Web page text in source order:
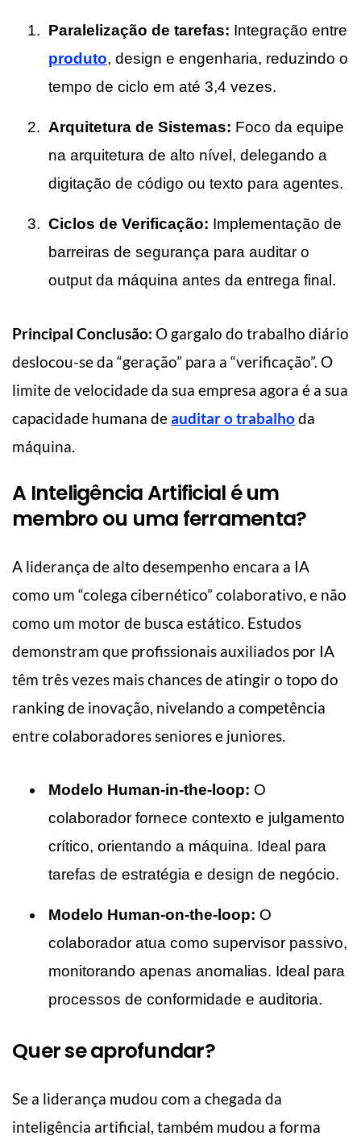
Paralelização de tarefas: Integração entre
produto, design e engenharia, reduzindo o
tempo de ciclo em até 3,4 vezes.
Arquitetura de Sistemas: Foco da equipe
na arquitetura de alto nível, delegando a
digitação de código ou texto para agentes.
Ciclos de Verificação: Implementação de
barreiras de segurança para auditar o
output da máquina antes da entrega final.
Principal Conclusão: O gargalo do trabalho diário
deslocou-se da “geração” para a “verificação”. O
limite de velocidade da sua empresa agora é a sua
capacidade humana deauditar o trabalhoda
máquina.
A Inteligência Artificial é um
membro ou uma ferramenta?
A liderança de alto desempenho encara a IA
como um “colega cibernético” colaborativo, e não
como um motor de busca estático. Estudos
demonstram que profissionais auxiliados por IA
têm três vezes mais chances de atingir o topo do
ranking de inovação, nivelando a competência
entre colaboradores seniores e juniores.
Modelo Human-in-the-loop: O
colaborador fornece contexto e julgamento
crítico, orientando a máquina. Ideal para
tarefas de estratégia e design de negócio.
Modelo Human-on-the-loop: O
colaborador atua como supervisor passivo,
monitorando apenas anomalias. Ideal para
processos de conformidade e auditoria.
Quer se aprofundar?
Se a liderança mudou com a chegada da
inteligência artificial, também mudou a forma